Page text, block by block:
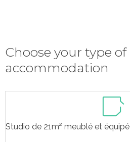
Choose your type of
accommodation
Studio de 21m² meublé et équipé